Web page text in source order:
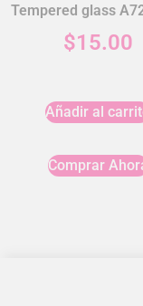
Tempered glass
$15.00
Añadir al
Comprar